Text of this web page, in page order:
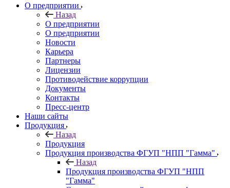
О предприятии
Назад
О предприятии
О предприятии
Новости
Карьера
Партнеры
Лицензии
Противодействие коррупции
Документы
Контакты
Пресс-центр
Наши сайты
Продукция
Назад
Продукция
Продукция производства ФГУП "НПП "Гамма"
Назад
Продукция производства ФГУП "НПП
"Гамма"